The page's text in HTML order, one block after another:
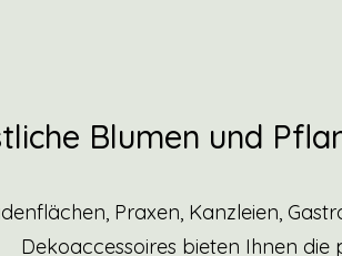
Blumen und
Praxen, Kanzleien,
Dekoaccessoires bieten Ihnen